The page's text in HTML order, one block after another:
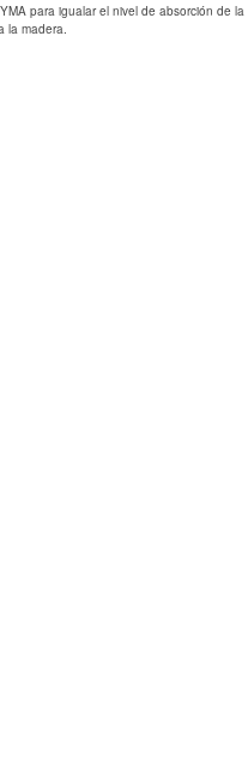
para igualar el nivel de absorción de la
la madera.